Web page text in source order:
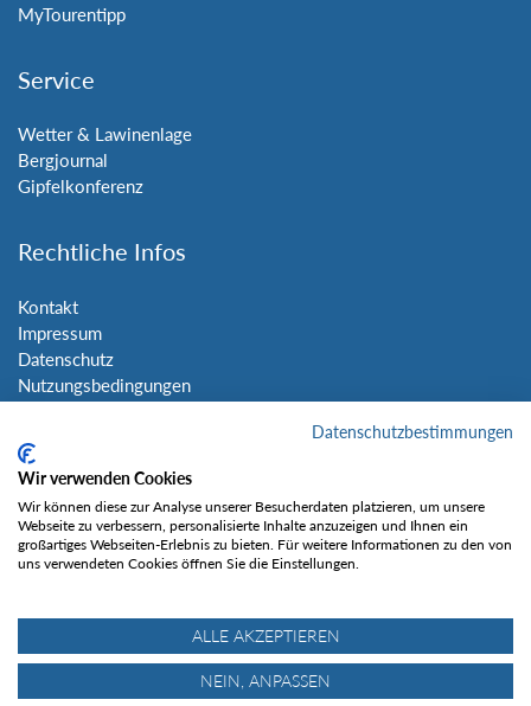
MyTourentipp
Service
Wetter & Lawinenlage
Bergjournal
Gipfelkonferenz
Rechtliche Infos
Kontakt
Impressum
Datenschutz
Nutzungsbedingungen
Social Media
Gefällt mir
Datenschutzbestimmungen
Wir verwenden Cookies
Wir können diese zur Analyse unserer Besucherdaten platzieren, um unsere
Webseite zu verbessern, personalisierte Inhalte anzuzeigen und Ihnen ein
großartiges Webseiten-Erlebnis zu bieten. Für weitere Informationen zu den von
uns verwendeten Cookies öffnen Sie die Einstellungen.
ALLE AKZEPTIEREN
NEIN, ANPASSEN